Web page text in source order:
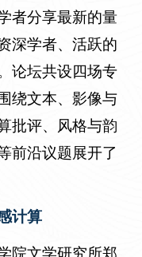
者分享最新的量
深学者、活跃的
论坛共设四场专
绕文本、影像与
批评、风格与韵
前沿议题展开了
计算
院文学研究所郑